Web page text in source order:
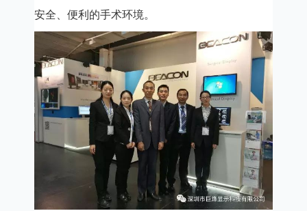
安全、便利的手术环境。